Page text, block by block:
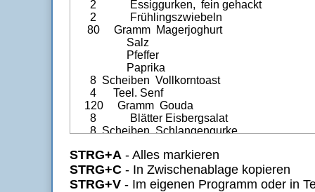
STRG+A - Alles markieren
STRG+C - In Zwischenablage kopieren
STRG+V - Im eigenen Programm oder in